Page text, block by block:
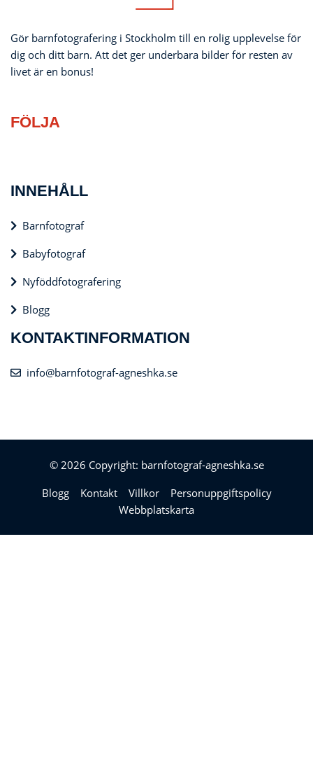
Gör barnfotografering i Stockholm till en rolig upplevelse för
dig och ditt barn. Att det ger underbara bilder för resten av
livet är en bonus!
FÖLJA
INNEHÅLL
Barnfotograf
Babyfotograf
Nyföddfotografering
Blogg
KONTAKTINFORMATION
info@barnfotograf-agneshka.se
© 2026 Copyright: barnfotograf-agneshka.se
Blogg
Kontakt Villkor
Personuppgiftspolicy
Webbplatskarta